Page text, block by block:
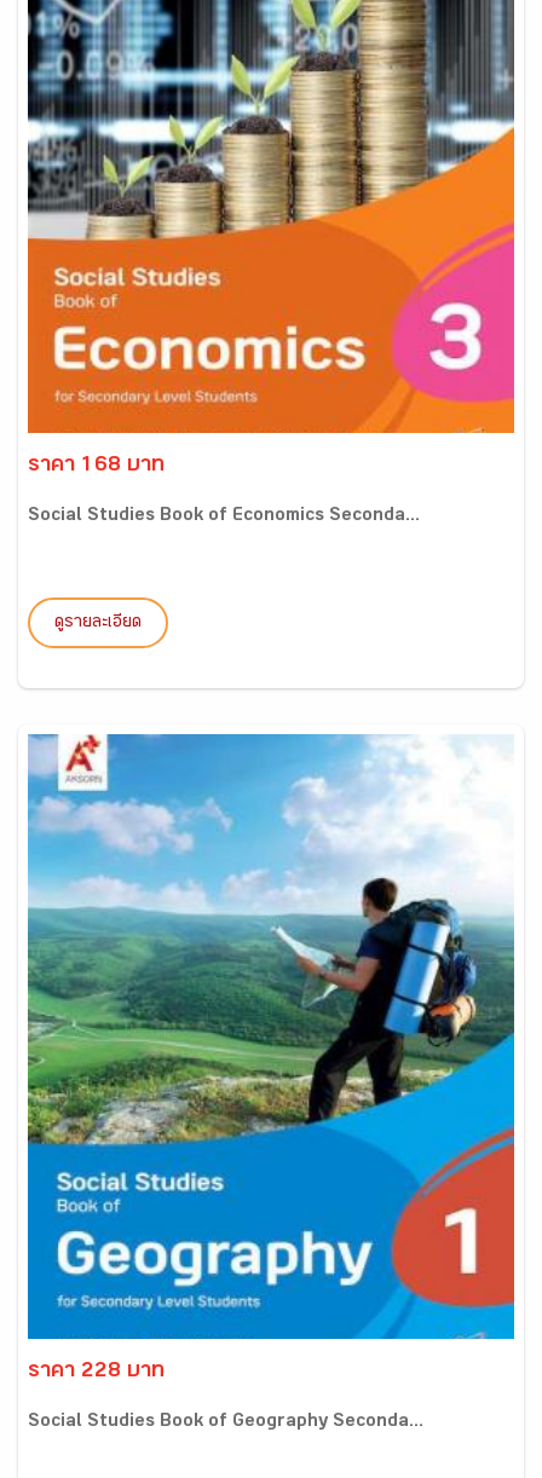
ราคา 168 บาท
Social Studies Book of Economics Seconda...
ดูรายละเอียด
ราคา 228 บาท
Social Studies Book of Geography Seconda...